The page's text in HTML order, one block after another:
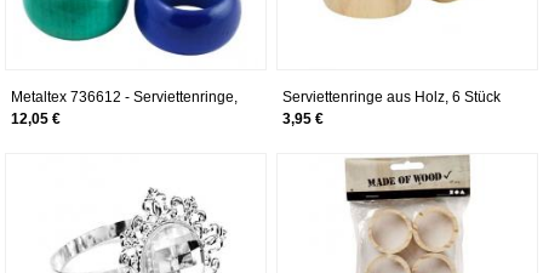
Metaltex 736612 - Serviettenringe,
4 Stück, aus Holz, farblich Sortiert
12,05 €
Serviettenringe aus Holz, 6 Stück
[Spielzeug]
3,95 €